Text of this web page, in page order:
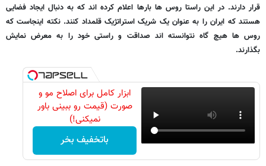
قرار دارند. در این راستا روس ها بارها اعلام کرده اند که به دنبال ایجاد فضایی
هستند که ایران را به عنوان یک شریک استراتژیک قلمداد کنند. نکته اینجاست که
روس ها هیچ گاه نتوانسته اند صداقت و راستی خود را به معرض نمایش
بگذارند.
ابزار کامل برای اصلاح مو و
صورت (قیمت رو ببینی باور
نمیکنی!)
باتخفیف بخر